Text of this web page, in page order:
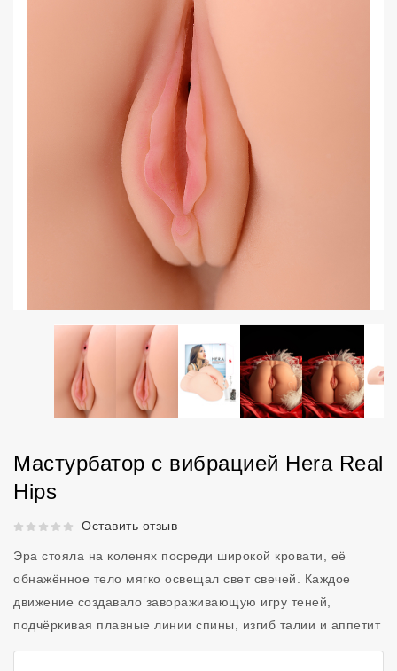
Мастурбатор с вибрацией Hera Real
Hips
Рейтинг 5 из 5.Оставить отзыв
Эра стояла на коленях посреди широкой кровати, её
обнажённое тело мягко освещал свет свечей. Каждое
движение создавалo завораживающую игру теней,
подчёркивая плавные линии спины, изгиб талии и аппетит